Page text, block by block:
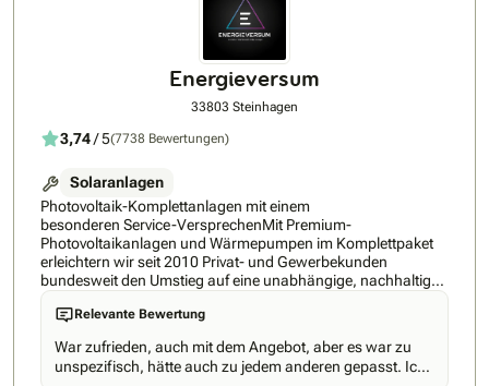
Energieversum
33803 Steinhagen
3,74/ 5(7738 Bewertungen)
Solaranlagen
Photovoltaik-Komplettanlagen mit einem
besonderen Service-VersprechenMit Premium-
Photovoltaikanlagen und Wärmepumpen im Komplettpaket
erleichtern wir seit 2010 Privat- und Gewerbekunden
bundesweit den Umstieg auf eine unabhängige, nachhaltige
Energieversorgung.Mehr als 50.000 installierte Anlagen – die
meisten in Kombination mit einem Batteriespeicher – haben
wir bereits auf deutschen Dächern umgesetzt und erfolgreich
ans Stromnetz gebracht. Seit 2024 im Regelfall ergänzt durch
EV.cockpit, unser eigenes Home Energy Management
Relevante Bewertung
War zufrieden, auch mit dem Angebot, aber es war zu
unspezifisch, hätte auch zu jedem anderen gepasst. Ich